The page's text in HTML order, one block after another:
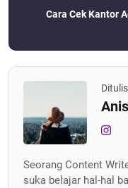
Cara Cek Kantor
Seorang Content
suka belajar hal-hal